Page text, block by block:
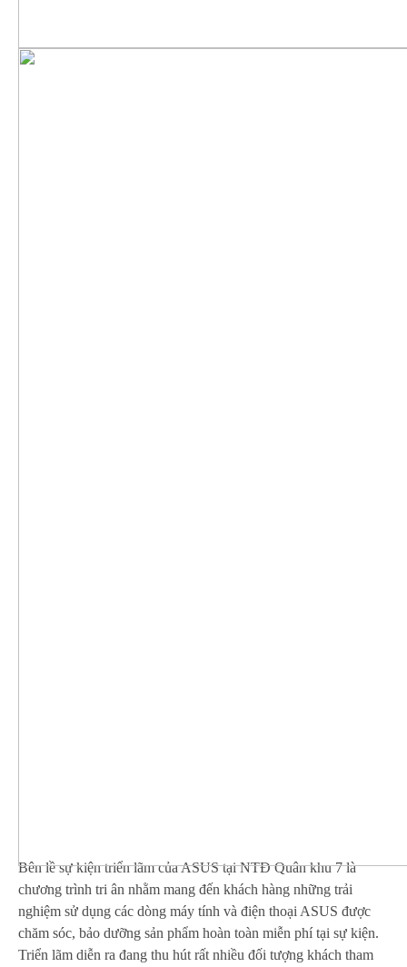
Bên lề sự kiện triển lãm của ASUS tại NTĐ Quân khu 7 là
chương trình tri ân nhằm mang đến khách hàng những trải
nghiệm sử dụng các dòng máy tính và điện thoại ASUS được
chăm sóc, bảo dưỡng sản phẩm hoàn toàn miễn phí tại sự kiện.
Triển lãm diễn ra đang thu hút rất nhiều đối tượng khách tham